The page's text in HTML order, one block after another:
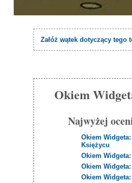
Załóż wątek dotyczący tego
Okiem
Najwyżej
Okiem
Księżycu
Okiem
Okiem
Okiem